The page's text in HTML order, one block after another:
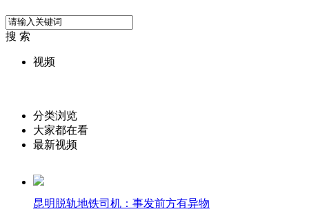
搜 索
视频
分类浏览
大家都在看
最新视频
昆明脱轨地铁司机：事发前方有异物